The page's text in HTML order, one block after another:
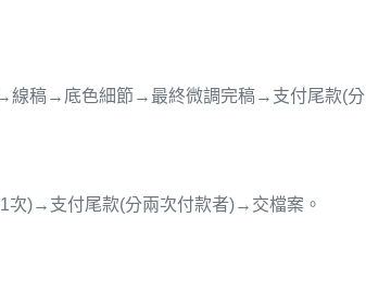
線稿→底色細節→最終微調完稿→支付尾款(分
)→支付尾款(分兩次付款者)→交檔案。